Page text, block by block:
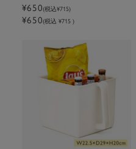
¥650(税込¥715)
¥650(税込 ¥715 )